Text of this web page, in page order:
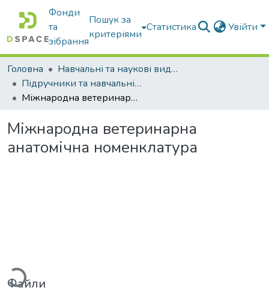
Фонди
та
зібрання
Пошук за
критеріями
Статистика Увійти
Головна
Навчальні та наукові видання
Підручники та навчальні посібники
Міжнародна ветеринарна анатомічна номенклатура
Міжнародна ветеринарна
анатомічна номенклатура
Файли